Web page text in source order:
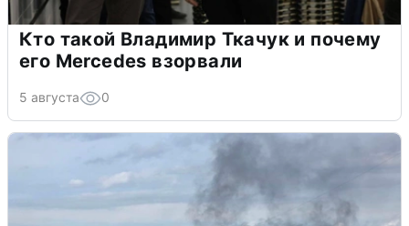
Кто такой Владимир Ткачук и почему
его Mercedes взорвали
5 августа 0